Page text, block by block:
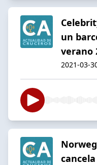
un
verano
2021-03-